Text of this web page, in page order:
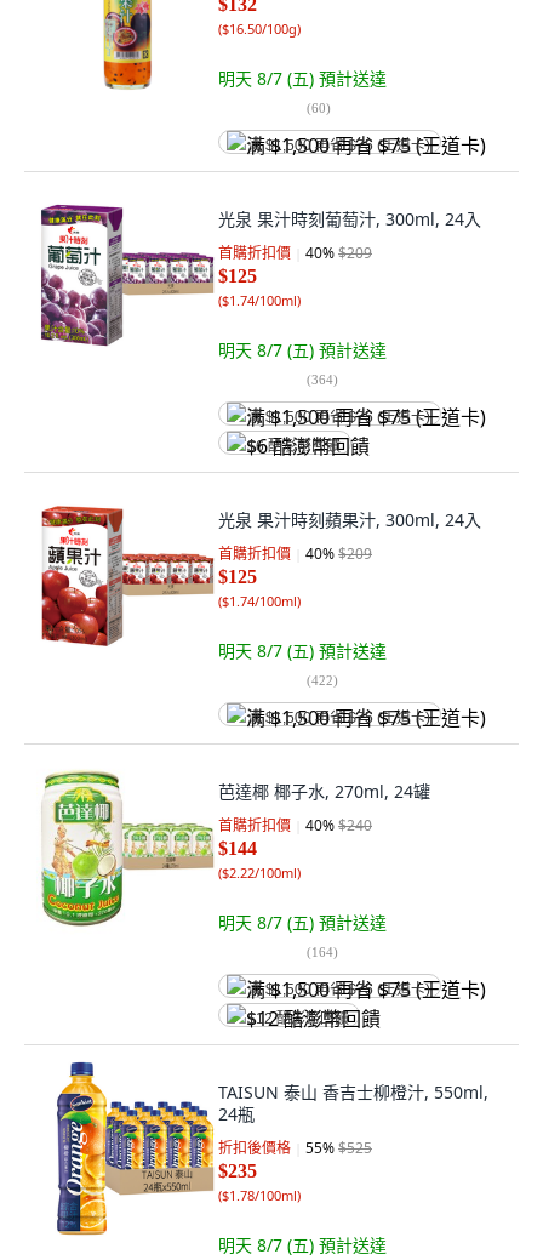
$132
($16.50/100g)
明天 8/7 (五) 預計送達
(60)
满 $1,500 再省 $75 (王道卡)
光泉 果汁時刻葡萄汁, 300ml, 24入
首購折扣價 40%$209
$125
($1.74/100ml)
明天 8/7 (五) 預計送達
(364)
满 $1,500 再省 $75 (王道卡)
$6 酷澎幣回饋
光泉 果汁時刻蘋果汁, 300ml, 24入
首購折扣價 40%$209
$125
($1.74/100ml)
明天 8/7 (五) 預計送達
(422)
满 $1,500 再省 $75 (王道卡)
芭達椰 椰子水, 270ml, 24罐
首購折扣價 40%$240
$144
($2.22/100ml)
明天 8/7 (五) 預計送達
(164)
满 $1,500 再省 $75 (王道卡)
$12 酷澎幣回饋
TAISUN 泰山 香吉士柳橙汁, 550ml,
24瓶
折扣後價格 55%$525
$235
($1.78/100ml)
明天 8/7 (五) 預計送達